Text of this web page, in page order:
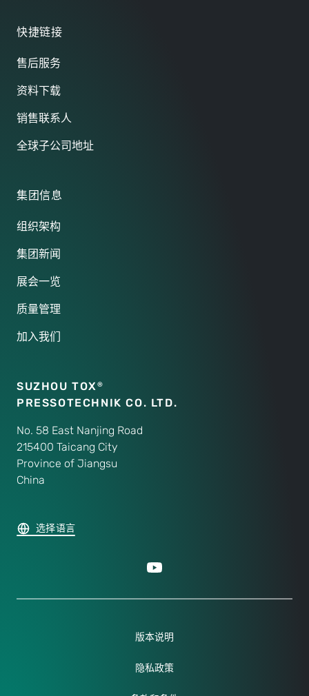
快捷链接
售后服务
资料下载
销售联系人
全球子公司地址
集团信息
组织架构
集团新闻
展会一览
质量管理
加入我们
选择语言
SUZHOU TOX®
PRESSOTECHNIK CO. LTD.
No. 58 East Nanjing Road
215400 Taicang City
Province of Jiangsu
China
版本说明
隐私政策